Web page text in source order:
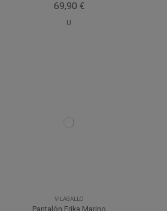
69,90 €
U
VILAGALLO
Pantalón Erika Marino